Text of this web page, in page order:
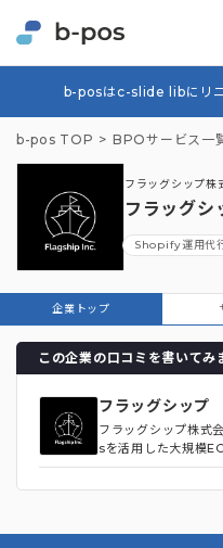
b-posはc-slide libにリニ
b-pos TOP BPOサービス一
フラッグシップ株
フラッグシ
Shopify運用代
企業トップ
この企業の口コミを書いてみ
フラッグシッ
フラッグシップ株式
sを活用した大規模
アル、そして売上向